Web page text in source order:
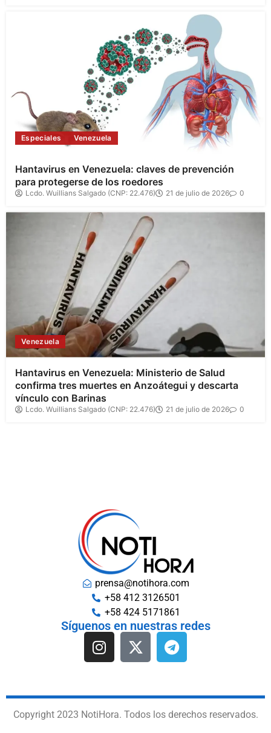
Especiales Venezuela
Hantavirus en Venezuela: claves de prevención
para protegerse de los roedores
Lcdo. Wuillians Salgado (CNP: 22.476) 21 de julio de 2026 0
Venezuela
Hantavirus en Venezuela: Ministerio de Salud
confirma tres muertes en Anzoátegui y descarta
vínculo con Barinas
Lcdo. Wuillians Salgado (CNP: 22.476) 21 de julio de 2026 0
prensa@notihora.com
+58 412 3126501
+58 424 5171861
Síguenos en nuestras redes
Copyright 2023 NotiHora. Todos los derechos reservados.